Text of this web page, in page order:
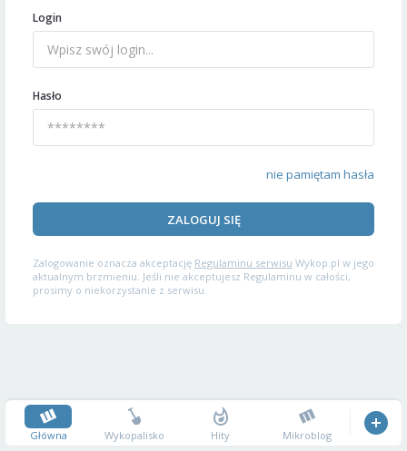
Login
Hasło
nie pamiętam hasła
ZALOGUJ SIĘ
Zalogowanie oznacza akceptację Regulaminu serwisu Wykop.pl w jego
aktualnym brzmieniu. Jeśli nie akceptujesz Regulaminu w całości,
prosimy o niekorzystanie z serwisu.
Główna Wykopalisko Hity Mikroblog